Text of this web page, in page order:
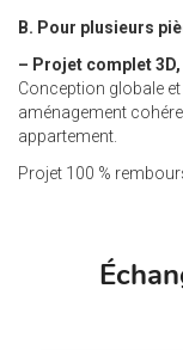
B. Pour plusieurs
– Projet complet 3D,
Conception globale
aménagement
appartement.
Projet 100 %